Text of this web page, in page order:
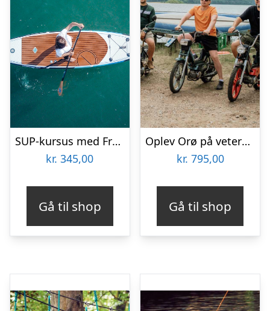
SUP-kursus med Frozen Palm Tree
kr. 345,00
Gå til shop
Oplev Orø på veteranknallert med Puchtours
kr. 795,00
Gå til shop